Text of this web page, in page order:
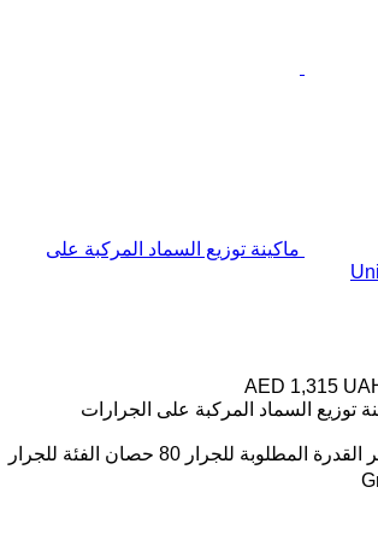
ماكينة توزيع السماد المركبة على
AED 1,315
توزيع السماد المركبة على الجرارات
القدرة المطلوبة للجرار 80 حصان الفئة للجرار